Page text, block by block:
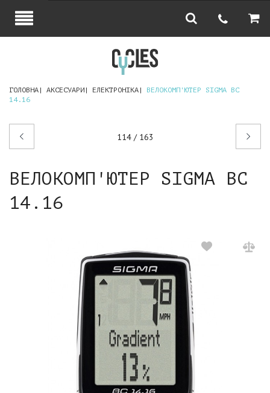
ГОЛОВНА АКСЕСУАРИ ЕЛЕКТРОНІКА
ВЕЛОКОМП'ЮТЕР SIGMA BC
14.16
114 / 163
Наступний
ВЕЛОКОМП'ЮТЕР SIGMA BC
14.16